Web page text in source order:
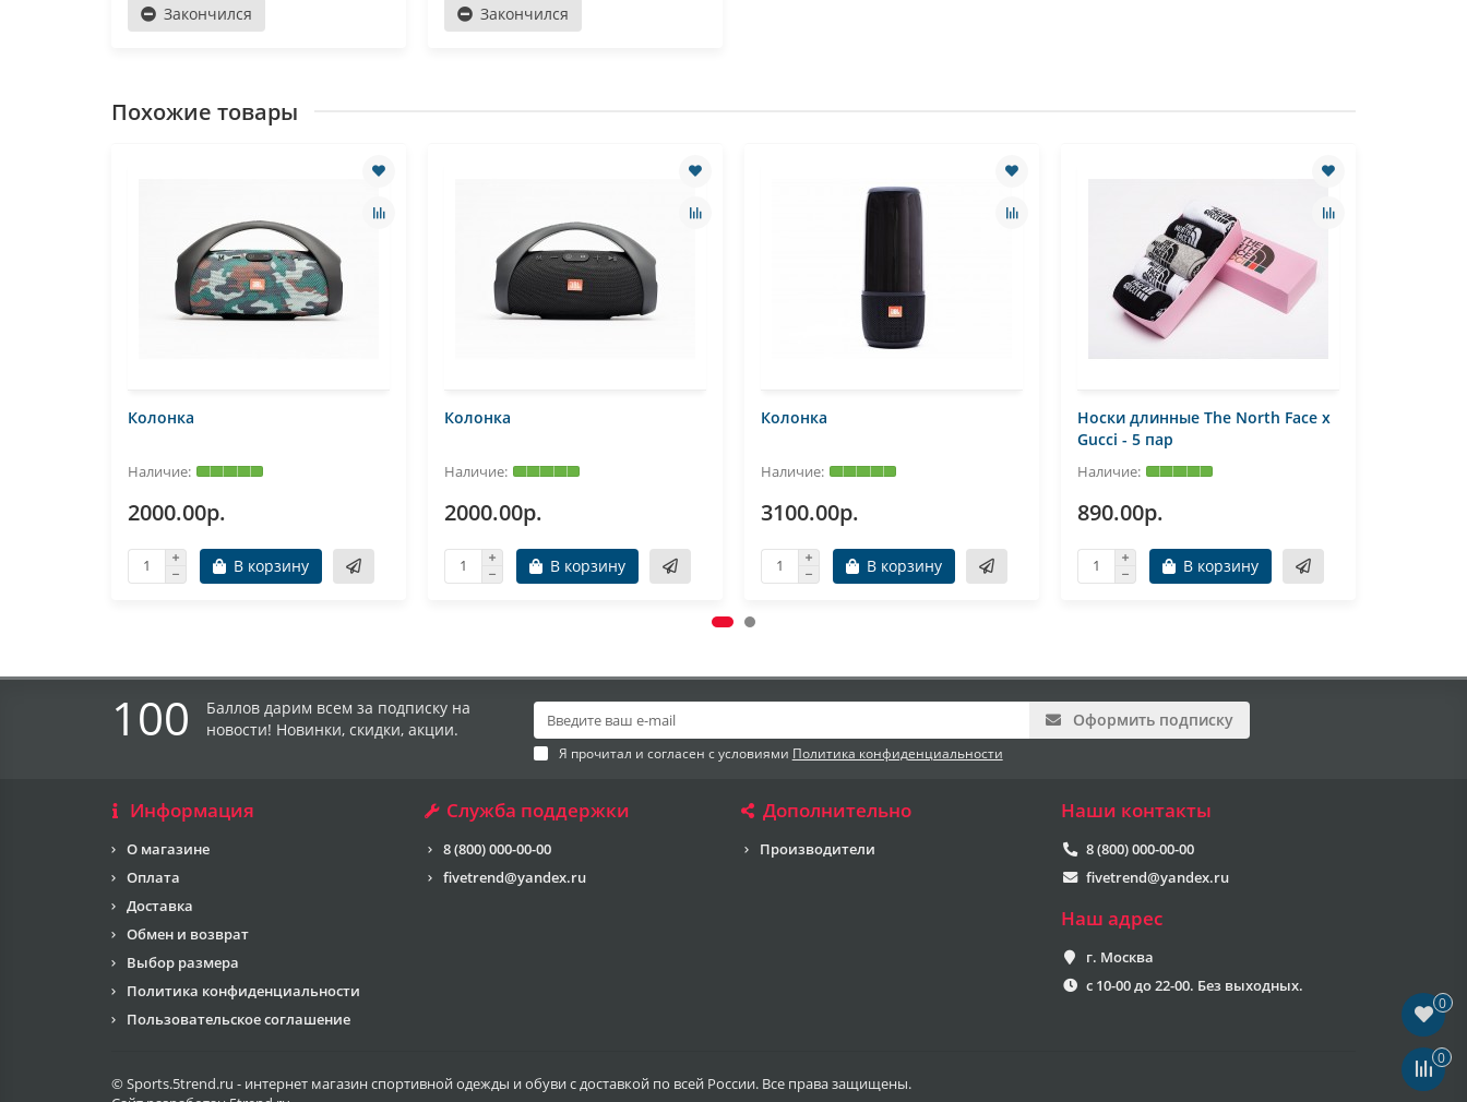
Закончился Закончился
Похожие товары
Колонка
2000.00р.
В корзину
Колонка
2000.00р.
В корзину
Колонка
3100.00р.
В корзину
Носки длинные The North Face x
Gucci - 5 пар
890.00р.
В корзину
100
Баллов дарим всем за подписку на
новости! Новинки, скидки, акции.
Оформить подписку
Я прочитал и согласен с условиями Политика конфиденциальности
Информация
О магазине
Оплата
Доставка
Обмен и возврат
Выбор размера
Политика конфиденциальности
Пользовательское соглашение
Служба поддержки
8 (800) 000-00-00
fivetrend@yandex.ru
Дополнительно
Производители
Наши контакты
8 (800) 000-00-00
fivetrend@yandex.ru
Наш адрес
г. Москва
с 10-00 до 22-00. Без выходных.
© Sports.5trend.ru - интернет магазин спортивной одежды и обуви с доставкой по всей России. Все права защищены.
0
0